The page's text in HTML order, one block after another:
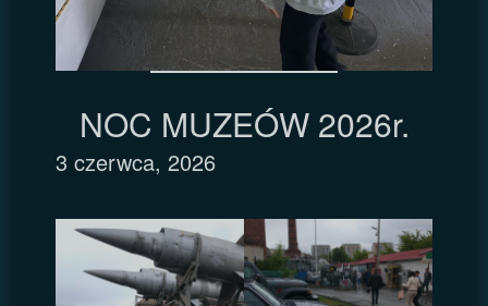
NOC MUZEÓW 2026r.
3 czerwca, 2026